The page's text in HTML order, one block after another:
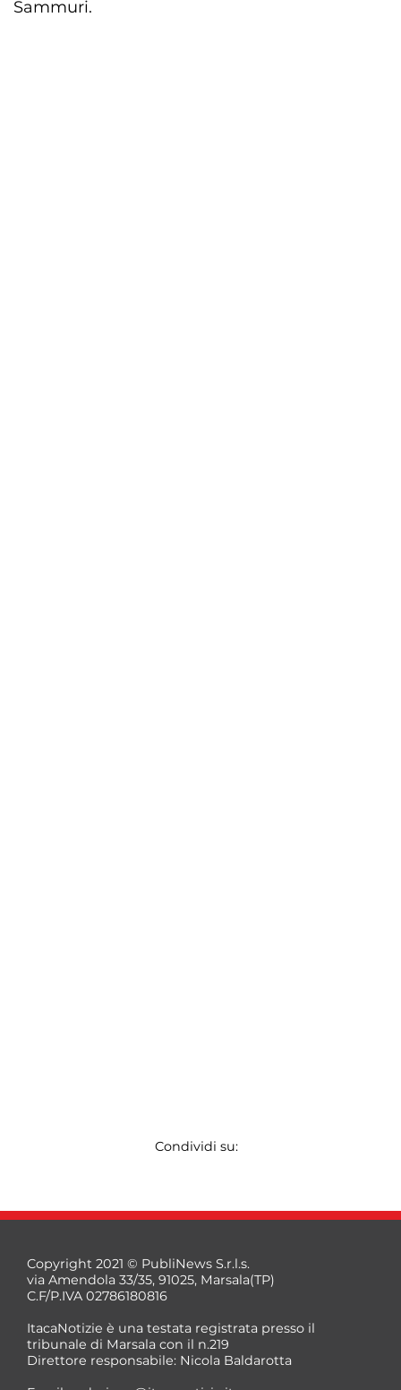
Sammuri.
Condividi su:
Copyright 2021 © PubliNews S.r.l.s.
via Amendola 33/35, 91025, Marsala(TP)
C.F/P.IVA 02786180816
ItacaNotizie è una testata registrata presso il
tribunale di Marsala con il n.219
Direttore responsabile: Nicola Baldarotta